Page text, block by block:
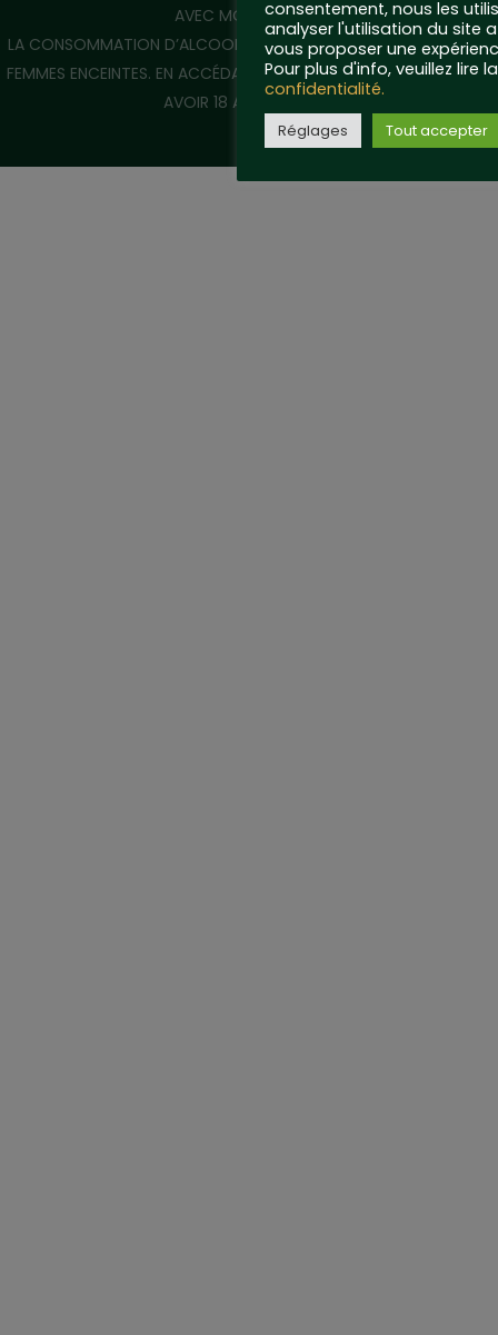
AVEC MODERATION.
LA CONSOMMATION D’ALCOOL EST VIVEMENT DÉCONSEILLÉE AUX
FEMMES ENCEINTES. EN ACCÉDANT À NOTRE SITE, VOUS DÉCLAREZ
AVOIR 18 ANS RÉVOLUS.
consentement, nous les
analyser l'utilisation du site
vous proposer une
Pour plus d'info, veuillez lire
confidentialité.
Réglages Tout accepter